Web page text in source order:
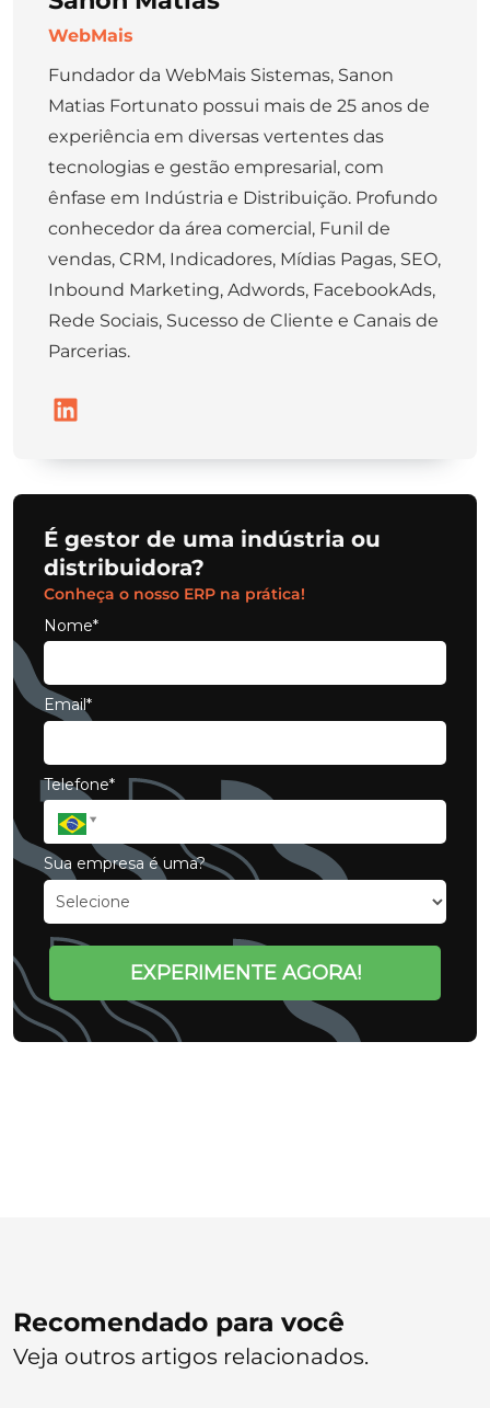
WebMais
Fundador da WebMais Sistemas, Sanon
Matias Fortunato possui mais de 25 anos de
experiência em diversas vertentes das
tecnologias e gestão empresarial, com
ênfase em Indústria e Distribuição. Profundo
conhecedor da área comercial, Funil de
vendas, CRM, Indicadores, Mídias Pagas, SEO,
Inbound Marketing, Adwords, FacebookAds,
Rede Sociais, Sucesso de Cliente e Canais de
Parcerias.
É gestor de uma indústria ou
distribuidora?
Conheça o nosso ERP na prática!
Nome*
Email*
Telefone*
Sua empresa é uma?
EXPERIMENTE AGORA!
Recomendado para você
Veja outros artigos relacionados.